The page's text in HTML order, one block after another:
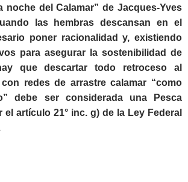
noche del Calamar” de Jacques-Yves
las hembras descansan en el
poner racionalidad y, existiendo
para asegurar la sostenibilidad de
que descartar todo retroceso al
redes de arrastre calamar “como
debe ser considerada una Pesca
el artículo 21° inc. g) de la Ley Federal